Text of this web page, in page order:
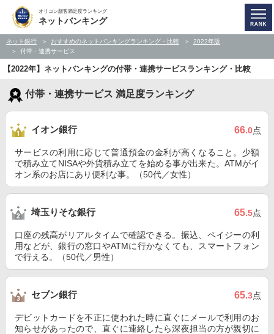
オリコン顧客満足度ランキング
ネットバンキング
ネット銀行 おすすめのネットバンキングランキング・比較
2022年版
付帯・連携サービス
【2022年】ネットバンキングの付帯・連携サービスランキング・比較
付帯・連携サービス 満足度ランキング
イオン銀行 66.0点
サービスの利用に応じて普通預金の金利が高くなること。少額
で積み立てNISAや外貨積み立てを始める事が出来た。ATMがイ
オン系のお店にあり便利な事。（50代／女性）
埼玉りそな銀行 65.5点
口座の残高がリアルタイムで確認できる。振込、ペイジーの利
用などが、銀行の窓口やATMに行かなくても、スマートフォン
で行える。（50代／男性）
セブン銀行 65.3点
デビットカードを不正に使われた時に直ぐにメールで利用のお
知らせがあったので、直ぐに連絡したら深夜担当の方が親切に